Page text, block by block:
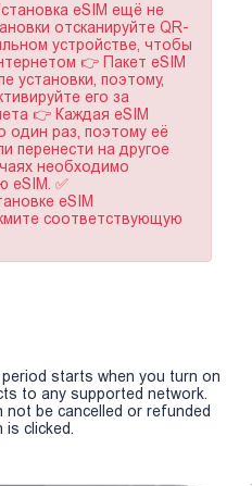
eSIM ещё не
отсканируйте QR-
устройстве, чтобы
👉 Пакет eSIM
установки, поэтому,
его за
👉 Каждая eSIM
один раз, поэтому её
перенести на другое
необходимо
eSIM. ✅
eSIM
соответствующую
starts when you turn on
to any supported network.
not be cancelled or refunded
clicked.